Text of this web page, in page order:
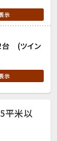
示
台 (ツイン
示
平米以